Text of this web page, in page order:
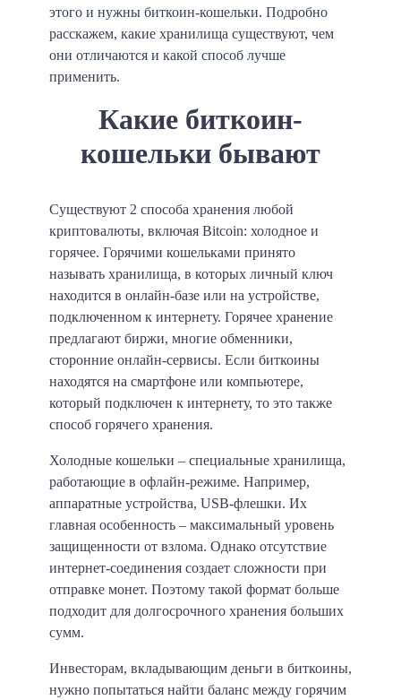
этого и нужны биткоин-кошельки. Подробно
расскажем, какие хранилища существуют, чем
они отличаются и какой способ лучше
применить.
Какие биткоин-
кошельки бывают
Существуют 2 способа хранения любой
криптовалюты, включая Bitcoin: холодное и
горячее. Горячими кошельками принято
называть хранилища, в которых личный ключ
находится в онлайн-базе или на устройстве,
подключенном к интернету. Горячее хранение
предлагают биржи, многие обменники,
сторонние онлайн-сервисы. Если биткоины
находятся на смартфоне или компьютере,
который подключен к интернету, то это также
способ горячего хранения.
Холодные кошельки – специальные хранилища,
работающие в офлайн-режиме. Например,
аппаратные устройства, USB-флешки. Их
главная особенность – максимальный уровень
защищенности от взлома. Однако отсутствие
интернет-соединения создает сложности при
отправке монет. Поэтому такой формат больше
подходит для долгосрочного хранения больших
сумм.
Инвесторам, вкладывающим деньги в биткоины,
нужно попытаться найти баланс между горячим